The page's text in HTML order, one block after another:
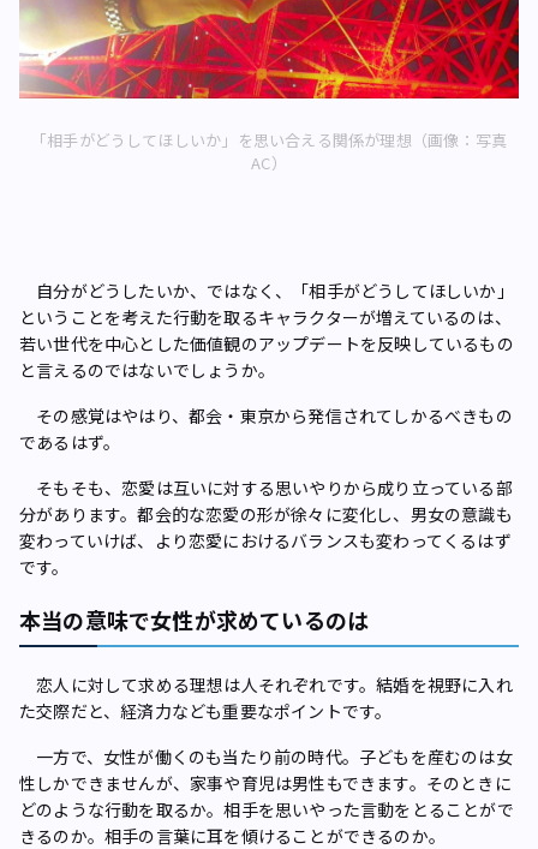
「相手がどうしてほしいか」を思い合える関係が理想（画像：写真
AC）
自分がどうしたいか、ではなく、「相手がどうしてほしいか」
ということを考えた行動を取るキャラクターが増えているのは、
若い世代を中心とした価値観のアップデートを反映しているもの
と言えるのではないでしょうか。
その感覚はやはり、都会・東京から発信されてしかるべきもの
であるはず。
そもそも、恋愛は互いに対する思いやりから成り立っている部
分があります。都会的な恋愛の形が徐々に変化し、男女の意識も
変わっていけば、より恋愛におけるバランスも変わってくるはず
です。
本当の意味で女性が求めているのは
恋人に対して求める理想は人それぞれです。結婚を視野に入れ
た交際だと、経済力なども重要なポイントです。
一方で、女性が働くのも当たり前の時代。子どもを産むのは女
性しかできませんが、家事や育児は男性もできます。そのときに
どのような行動を取るか。相手を思いやった言動をとることがで
きるのか。相手の言葉に耳を傾けることができるのか。